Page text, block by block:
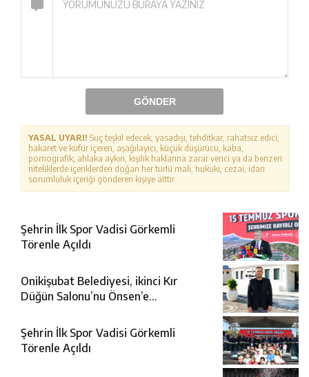
GÖNDER
YASAL UYARI! Suç teşkil edecek, yasadışı, tehditkar, rahatsız edici,
hakaret ve küfür içeren, aşağılayıcı, küçük düşürücü, kaba,
pornografik, ahlaka aykırı, kişilik haklarına zarar verici ya da benzeri
niteliklerde içeriklerden doğan her türlü mali, hukuki, cezai, idari
sorumluluk içeriği gönderen kişiye aittir.
Şehrin İlk Spor Vadisi Görkemli
Törenle Açıldı
Onikişubat Belediyesi, ikinci Kır
Düğün Salonu’nu Önsen’e
Şehrin İlk Spor Vadisi Görkemli
Törenle Açıldı